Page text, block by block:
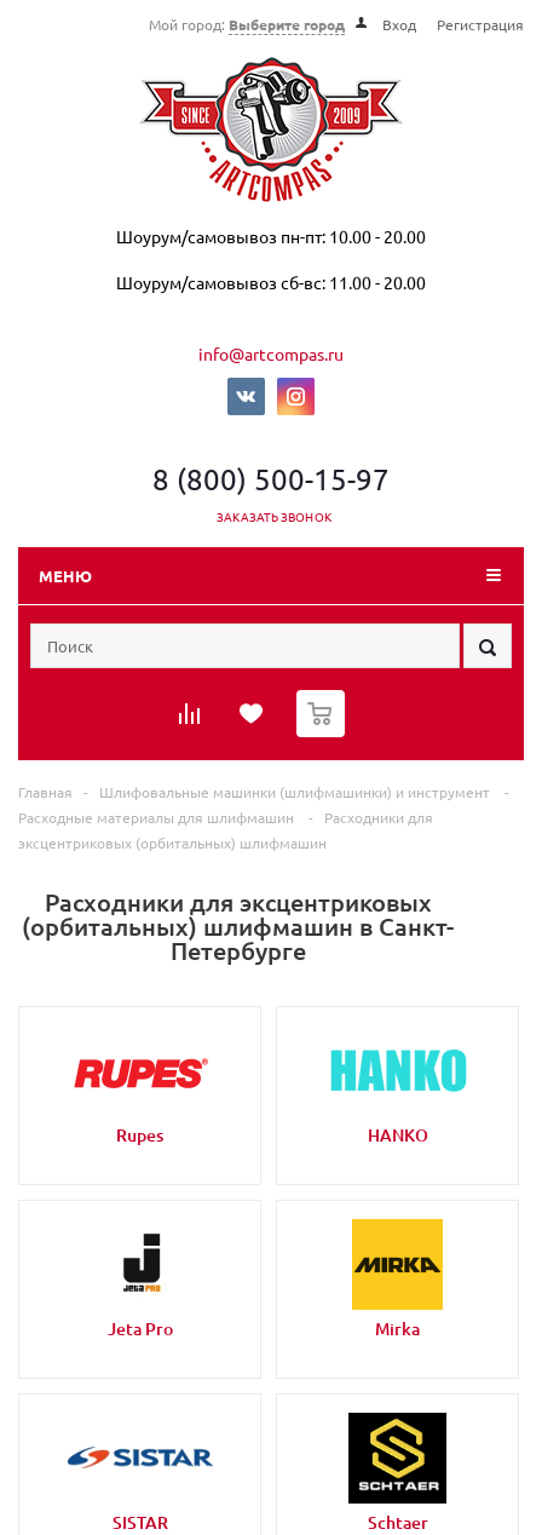
Мой город: Выберите город Вход Регистрация
Шоурум/самовывоз пн-пт: 10.00 - 20.00
Шоурум/самовывоз сб-вс: 11.00 - 20.00
info@artcompas.ru
8 (800) 500-15-97
ЗАКАЗАТЬ ЗВОНОК
МЕНЮ
0
Главная - Шлифовальные машинки (шлифмашинки) и инструмент
-
Расходные материалы для шлифмашин
-
Расходники для
эксцентриковых (орбитальных) шлифмашин
Расходники для эксцентриковых
(орбитальных) шлифмашин в Санкт-
Петербурге
Rupes HANKO
Jeta Pro Mirka
SISTAR Schtaer